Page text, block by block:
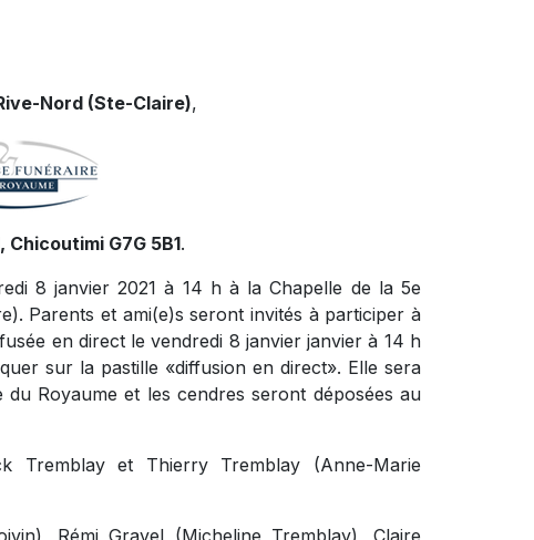
Nord (Ste-Claire),
G7G 5B1.
8 janvier 2021 à 14 h à la Chapelle de la 5e
Parents et ami(e)s seront invités à participer à
en direct le vendredi 8 janvier janvier à 14 h
sur la pastille «diffusion en direct». Elle sera
Royaume et les cendres seront déposées au
Tremblay et Thierry Tremblay (Anne-Marie
Rémi Gravel (Micheline Tremblay), Claire